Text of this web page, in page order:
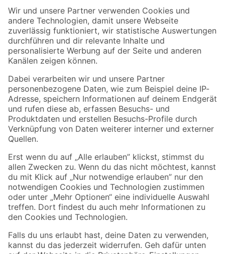
Der toom Newsletter: Keine Angebote und Aktionen mehr verpassen!
Zur Newsletter Anmeldung
Folge uns
Zahlungsarten Versandarten
Sicher einkaufen
Jetzt die toom-App herunterladen
Alle Preisangaben in EUR inkl. gesetzl. MwSt.. Die dargestellten Angebote sind unter